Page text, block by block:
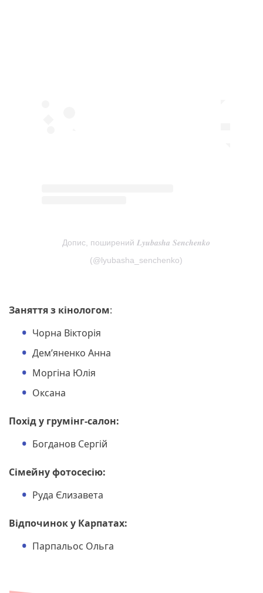
Допис, поширений 𝑳𝒚𝒖𝒃𝒂𝒔𝒉𝒂 𝑺𝒆𝒏𝒄𝒉𝒆𝒏𝒌𝒐
(@lyubasha_senchenko)
Заняття з кінологом:
Чорна Вікторія
Дем’яненко Анна
Моргіна Юлія
Оксана
Похід у грумінг-салон:
Богданов Сергій
Сімейну фотосесію:
Руда Єлизавета
Відпочинок у Карпатах:
Парпальос Ольга